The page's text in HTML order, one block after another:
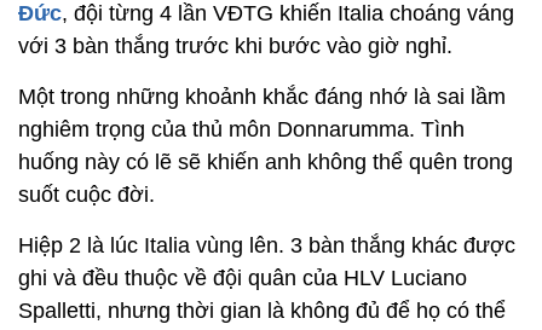
Đức, đội từng 4 lần VĐTG khiến Italia choáng váng
với 3 bàn thắng trước khi bước vào giờ nghỉ.
Một trong những khoảnh khắc đáng nhớ là sai lầm
nghiêm trọng của thủ môn Donnarumma. Tình
huống này có lẽ sẽ khiến anh không thể quên trong
suốt cuộc đời.
Hiệp 2 là lúc Italia vùng lên. 3 bàn thắng khác được
ghi và đều thuộc về đội quân của HLV Luciano
Spalletti, nhưng thời gian là không đủ để họ có thể